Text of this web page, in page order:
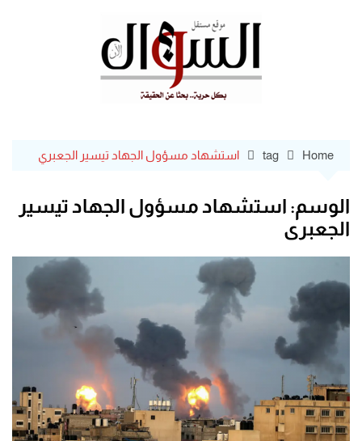
Home
tag استشهاد مسؤول الجهاد تيسير الجعبري
الوسم: استشهاد مسؤول الجهاد تيسير
الجعبري